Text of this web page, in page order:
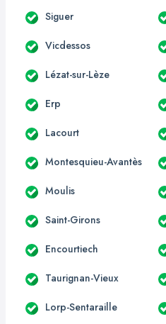
Siguer
Vicdessos
Lézat-sur-Lèze
Erp
Lacourt
Montesquieu-Avantès
Moulis
Saint-Girons
Encourtiech
Taurignan-Vieux
Lorp-Sentaraille